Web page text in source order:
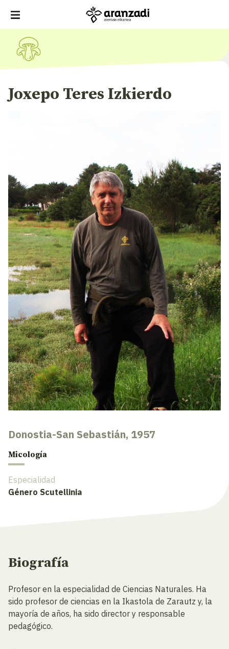
Joxepo Teres Izkierdo
Donostia-San Sebastián, 1957
Micología
Especialidad
Género Scutellinia
Biografía
Profesor en la especialidad de Ciencias Naturales. Ha
sido profesor de ciencias en la Ikastola de Zarautz y, la
mayoría de años, ha sido director y responsable
pedagógico.